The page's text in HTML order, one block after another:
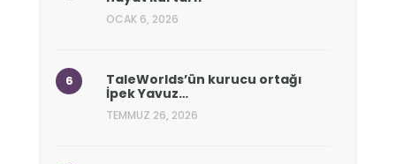
OCAK 6, 2026
TaleWorlds’ün kurucu ortağı
İpek Yavuz…
TEMMUZ 26, 2026